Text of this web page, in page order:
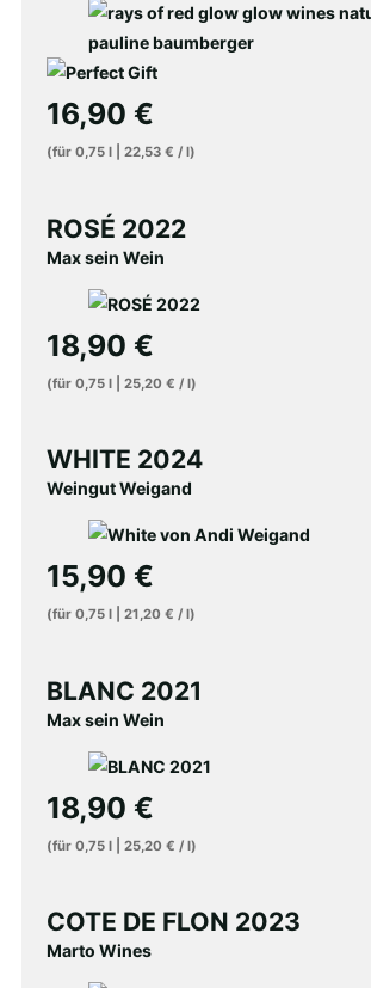
16,90 €
(für 0,75 l| 22,53 € / l)
ROSÉ 2022
Max sein Wein
18,90 €
(für 0,75 l| 25,20 € / l)
WHITE 2024
Weingut Weigand
15,90 €
(für 0,75 l| 21,20 € / l)
BLANC 2021
Max sein Wein
18,90 €
(für 0,75 l| 25,20 € / l)
COTE DE FLON 2023
Marto Wines